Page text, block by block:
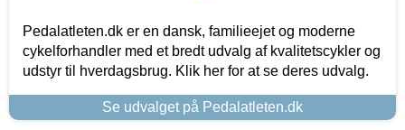
Pedalatleten.dk er en dansk, familieejet og moderne
cykelforhandler med et bredt udvalg af kvalitetscykler og
udstyr til hverdagsbrug. Klik her for at se deres udvalg.
Se udvalget på Pedalatleten.dk